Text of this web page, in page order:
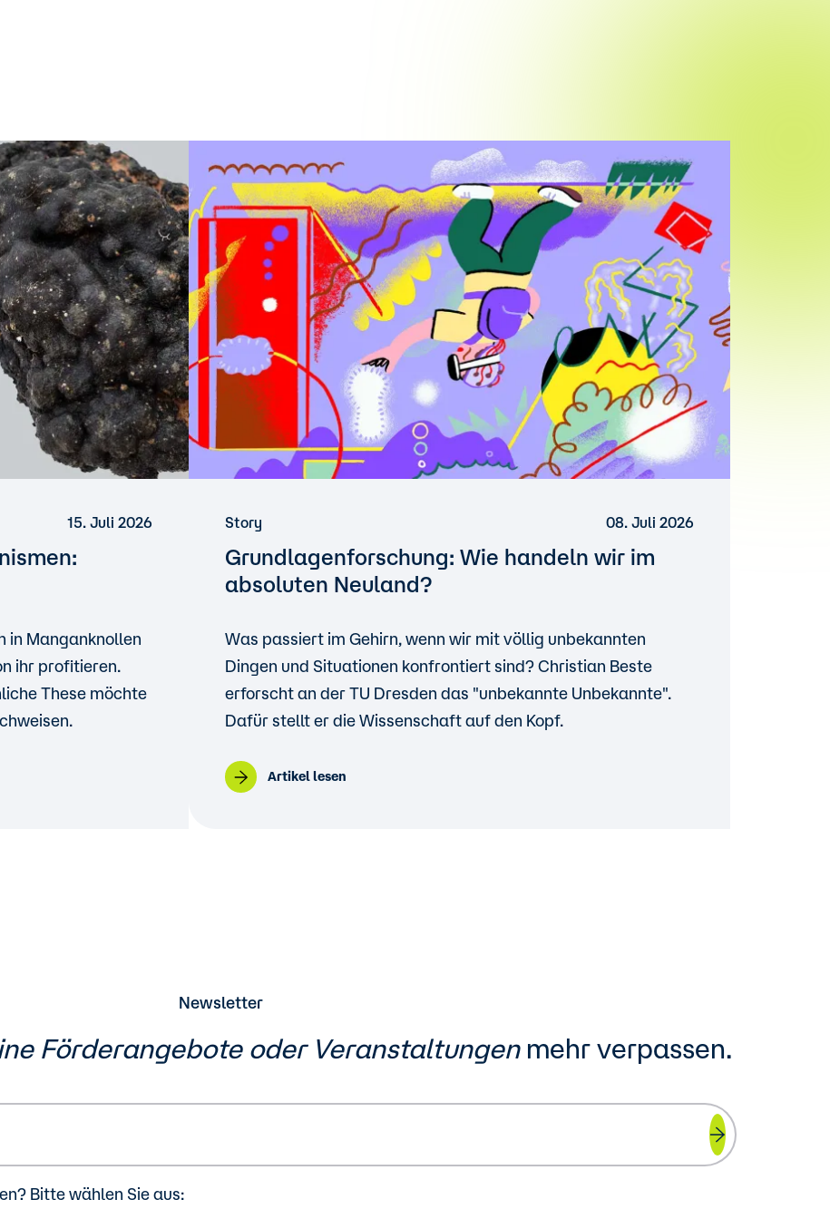
15. Juli 2026
in Manganknollen
ihr profitieren.
These möchte
Story 08. Juli 2026
Grundlagenforschung: Wie handeln wir im
absoluten Neuland?
Was passiert im Gehirn, wenn wir mit völlig unbekannten
Dingen und Situationen konfrontiert sind? Christian Beste
erforscht an der TU Dresden das "unbekannte Unbekannte".
Dafür stellt er die Wissenschaft auf den Kopf.
Artikel lesen
Newsletter
Förderangebote oder Veranstaltungen mehr verpassen.
Bitte wählen Sie aus: